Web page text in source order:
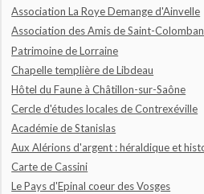
Association La Roye Demange d'Ainvelle
Association des Amis de Saint-Colomban
Patrimoine de Lorraine
Chapelle templière de Libdeau
Hôtel du Faune à Châtillon-sur-Saône
Cercle d'études locales de Contrexéville
Académie de Stanislas
Aux Alérions d'argent : héraldique et
Carte de Cassini
Le Pays d'Epinal coeur des Vosges